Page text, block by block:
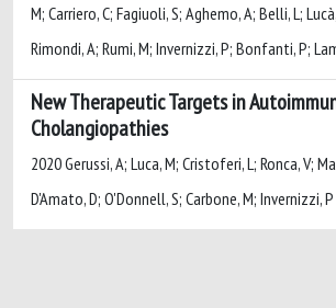
M; Carriero, C; Fagiuoli, S; Aghemo, A; Belli, L;
Rimondi, A; Rumi, M; Invernizzi, P; Bonfanti, P;
New Therapeutic Targets in
Cholangiopathies
2020 Gerussi, A; Luca, M; Cristoferi, L; Ronca, V;
D'Amato, D; O'Donnell, S; Carbone, M; Invernizzi, P